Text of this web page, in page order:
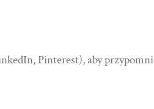
Pinterest), aby